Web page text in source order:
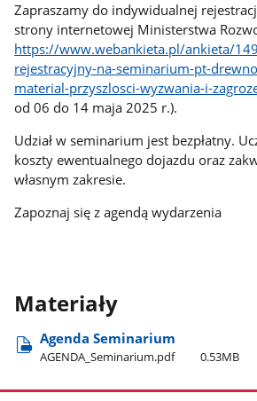
Zapraszamy do indywidualnej
strony internetowej Ministerstwa
https://www.webankieta.pl/ankieta/
rejestracyjny-na-seminarium-pt-
material-przyszlosci-wyzwania-i-
od 06 do 14 maja 2025 r.).
Udział w seminarium jest bezpłatny.
koszty ewentualnego dojazdu oraz
własnym zakresie.
Zapoznaj się z agendą wydarzenia
Materiały
Agenda Seminarium
AGENDA​_Seminarium.pdf 0.53MB